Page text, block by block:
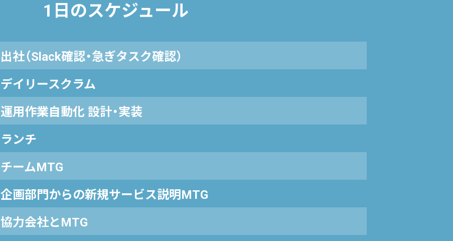
1日のスケジュール
出社（Slack確認・急ぎタスク確認）
デイリースクラム
運用作業自動化 設計・実装
ランチ
チームMTG
企画部門からの新規サービス説明MTG
協力会社とMTG